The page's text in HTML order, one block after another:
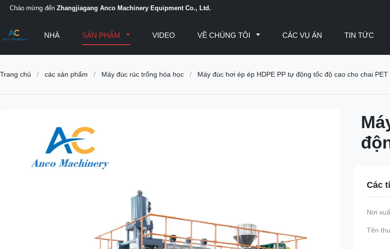
Chào mừng đến Zhangjiagang Anco Machinery Equipment Co., Ltd.
NHÀ SẢN PHẨM VIDEO VỀ CHÚNG TÔI CÁC VỤ ÁN TIN TỨC
Trang chủ / các sản phẩm / Máy đúc rúc trống hóa học / Máy đúc hơi ép ép HDPE PP tự động tốc độ cao cho chai PET
Các
Nơi
Tên